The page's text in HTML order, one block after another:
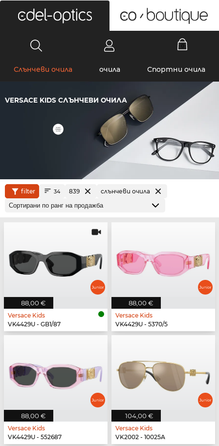
Слънчеви очила очила Спортни очила
VERSACE KIDS СЛЪНЧЕВИ ОЧИЛА
filter 34 839 слънчеви очила
88,00 €
Versace Kids
VK4429U - GB1/87
88,00 €
Versace Kids
VK4429U - 5370/5
88,00 €
Versace Kids
VK4429U - 552687
104,00 €
Versace Kids
VK2002 - 10025A